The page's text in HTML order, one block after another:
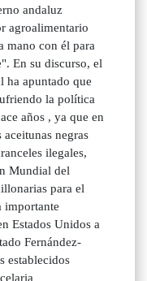
andaluz
agroalimentario
mano con él para
En su discurso, el
ha apuntado que
la política
años , ya que en
negras
ilegales,
Mundial del
para el
importante
Estados Unidos a
Fernández-
establecidos